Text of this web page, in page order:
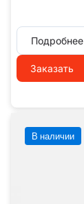
Подробнее
Заказать
В наличии